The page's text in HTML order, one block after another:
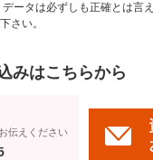
ータは必ずしも正確とは言
さい。
みはこちらから
伝えください